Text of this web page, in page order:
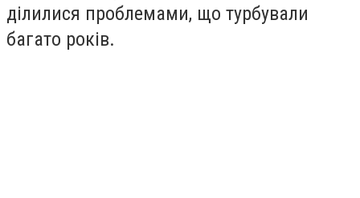
ділилися проблемами, що турбували
багато років.